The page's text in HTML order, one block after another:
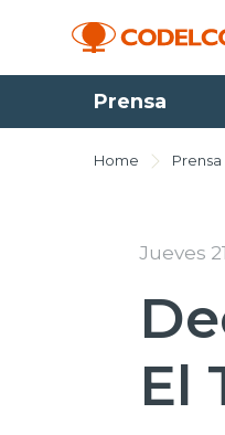
Prensa
Home Prensa
Jueves
El